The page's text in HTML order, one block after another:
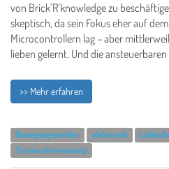
von Brick’R’knowledge zu
skeptisch, da sein Fokus eher auf
Microcontrollern lag – aber
lieben gelernt. Und die
>> Mehr erfahren
Bewegungsmelder elektronik
Temperaturmessung